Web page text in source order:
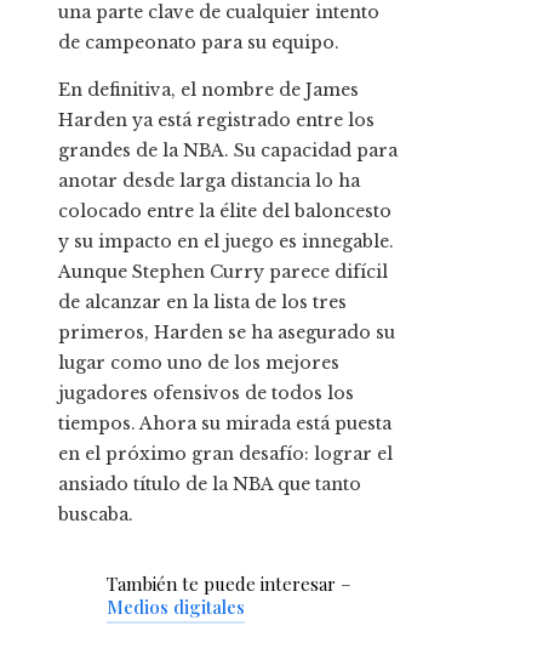
una parte clave de cualquier intento
de campeonato para su equipo.
En definitiva, el nombre de James
Harden ya está registrado entre los
grandes de la NBA. Su capacidad para
anotar desde larga distancia lo ha
colocado entre la élite del baloncesto
y su impacto en el juego es innegable.
Aunque Stephen Curry parece difícil
de alcanzar en la lista de los tres
primeros, Harden se ha asegurado su
lugar como uno de los mejores
jugadores ofensivos de todos los
tiempos. Ahora su mirada está puesta
en el próximo gran desafío: lograr el
ansiado título de la NBA que tanto
buscaba.
También te puede interesar –
Medios digitales